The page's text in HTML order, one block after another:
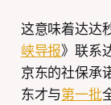
这意味着达达
峡导报》联系
京东的社保承
东才与第一批